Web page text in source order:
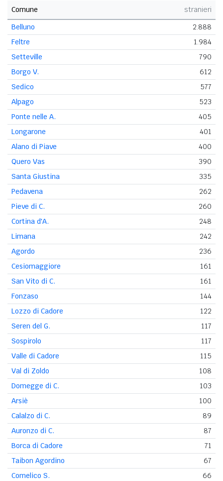
Comune
stranieri
Belluno
2.888
Feltre
1.984
Setteville
790
Borgo V.
612
Sedico
577
Alpago
523
Ponte nelle A.
405
Longarone
401
Alano di Piave
400
Quero Vas
390
Santa Giustina
335
Pedavena
262
Pieve di C.
260
Cortina d'A.
248
Limana
242
Agordo
236
Cesiomaggiore
161
San Vito di C.
161
Fonzaso
144
Lozzo di Cadore
122
Seren del G.
117
Sospirolo
117
Valle di Cadore
115
Val di Zoldo
108
Domegge di C.
103
Arsiè
100
Calalzo di C.
89
Auronzo di C.
87
Borca di Cadore
71
Taibon Agordino
67
Comelico S.
66